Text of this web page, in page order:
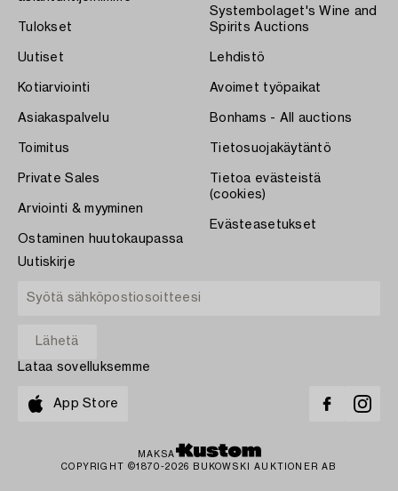
Tulokset
Uutiset
Kotiarviointi
Asiakaspalvelu
Toimitus
Private Sales
Arviointi & myyminen
Ostaminen huutokaupassa
Systembolaget's Wine and
Spirits Auctions
Lehdistö
Avoimet työpaikat
Bonhams - All auctions
Tietosuojakäytäntö
Tietoa evästeistä
(cookies)
Evästeasetukset
Uutiskirje
Lataa sovelluksemme
App Store
MAKSA
COPYRIGHT ©1870-2026 BUKOWSKI AUKTIONER AB